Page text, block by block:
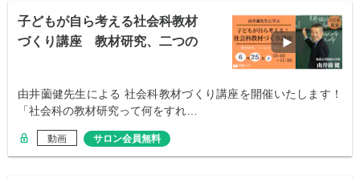
子どもが自ら考える社会科教材
づくり講座 教材研究、二つの
由井薗健先生による 社会科教材づくり講座を開催いたします！
「社会科の教材研究って何をすれ…
動画 サロン会員無料